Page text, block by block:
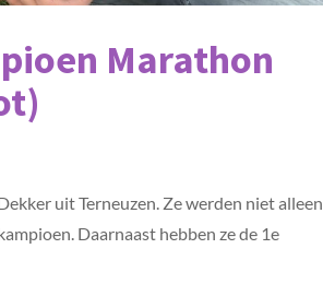
Marathon
uit Terneuzen. Ze werden niet alleen
Daarnaast hebben ze de 1e